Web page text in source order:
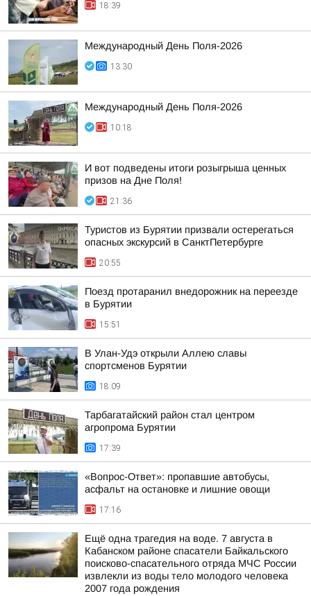
18:39
Международный День Поля-2026
13:30
Международный День Поля-2026
10:18
И вот подведены итоги розыгрыша ценных
призов на Дне Поля!
21:36
Туристов из Бурятии призвали остерегаться
опасных экскурсий в СанктПетербурге
20:55
Поезд протаранил внедорожник на переезде
в Бурятии
15:51
В Улан-Удэ открыли Аллею славы
спортсменов Бурятии
18:09
Тарбагатайский район стал центром
агропрома Бурятии
17:39
«Вопрос-Ответ»: пропавшие автобусы,
асфальт на остановке и лишние овощи
17:16
Ещё одна трагедия на воде. 7 августа в
Кабанском районе спасатели Байкальского
поисково-спасательного отряда МЧС России
извлекли из воды тело молодого человека
2007 года рождения